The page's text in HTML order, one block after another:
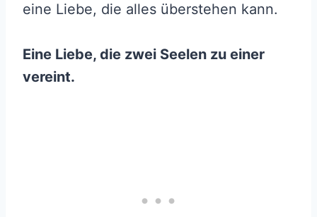
eine Liebe, die alles überstehen kann.
Eine Liebe, die zwei Seelen zu einer
vereint.